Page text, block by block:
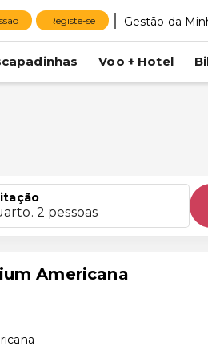
Registe-se Gestão da
Voo + Hotel
2 pessoas
Americana